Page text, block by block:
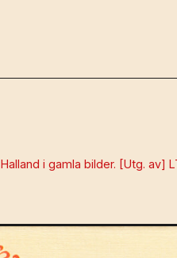
Halland i gamla bilder. [Utg. av]